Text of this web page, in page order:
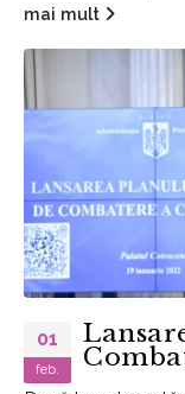
mai mult
01
feb.